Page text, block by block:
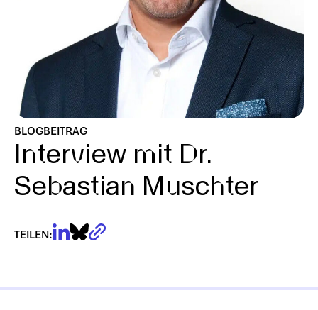
BLOGBEITRAG
Interview mit Dr.
Sebastian Muschter
TEILEN:
Hiermit bestätige ich, dass meine Daten gemäß der
DSGVO und denDatenschutzbestimmungen
und verarbeitet werden dürfen.